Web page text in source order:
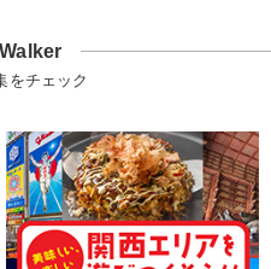
をチェック